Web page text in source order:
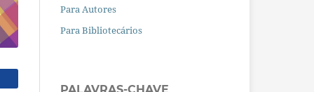
Para Autores
Para Bibliotecários